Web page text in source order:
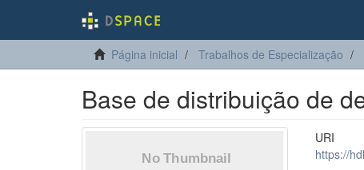
Página inicial Trabalhos de Especialização
Base de distribuição de
URI
https://